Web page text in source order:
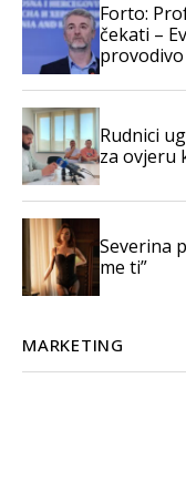
Forto:
čekati –
Rudnici
za ovjeru
Severina
me ti”
MARKETING